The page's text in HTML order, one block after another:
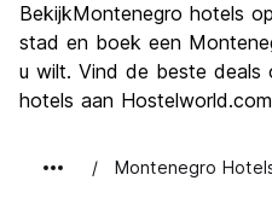
BekijkMontenegro hotels
stad en boek een
u wilt. Vind de beste deals
hotels aan
Montenegro